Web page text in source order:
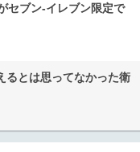
ブン‐イレブン限定で
とは思ってなかった衛